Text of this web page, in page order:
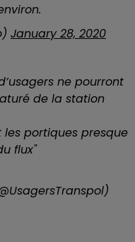
January 28, 2020
ne pourront
de la station
portiques presque
flux"